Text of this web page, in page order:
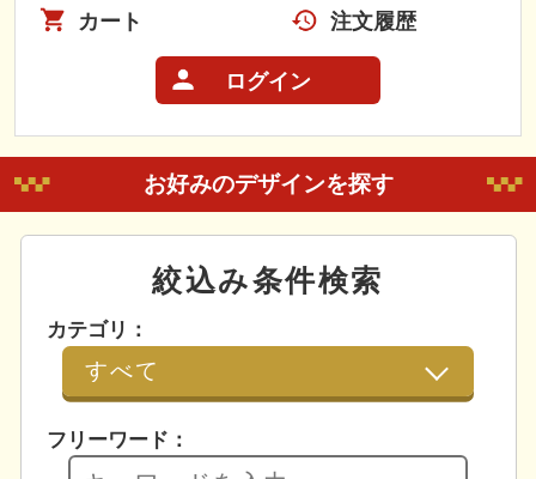
カート 注文履歴
ログイン
お好みのデザインを探す
絞込み条件検索
カテゴリ：
フリーワード：